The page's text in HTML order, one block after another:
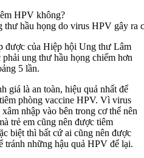
thư hầu họng do virus HPV gây ra
được của Hiệp hội Ung thư Lâm
ung thư hầu họng chiếm hơn
5 lần.
giá là an toàn, hiệu quả nhất để
phòng vaccine HPV. Vì virus
nhập vào bên trong cơ thể nên
trẻ em cũng nên được tiêm
biệt thì bất cứ ai cũng nên được
tránh những hậu quả HPV để lại.